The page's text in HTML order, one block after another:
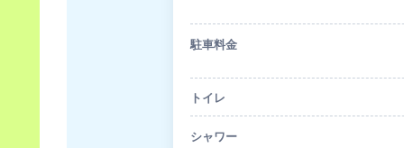
駐車料金
トイレ
シャワー